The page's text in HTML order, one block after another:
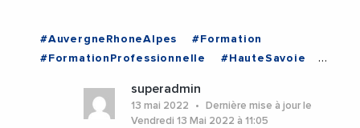
#AuvergneRhoneAlpes
#Formation
#FormationProfessionnelle
#HauteSavoie
#AuvergneRhoneAlpes
#HauteSavoie
superadmin
13 mai 2022
Dernière mise à jour le
Vendredi 13 Mai 2022 à 11:05